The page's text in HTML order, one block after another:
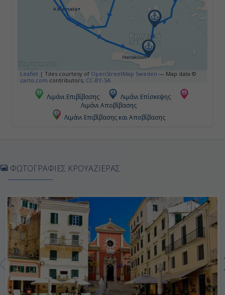
18:00
Ημέρα 5η
Κουσάντασι (Αρχ. Έφεσος), Τουρκία
08:00
17:00
Ημέρα 7η
Ζάκυνθος, Ελλάδα
09:00
Leaflet | Tiles courtesy of OpenStreetMap Sweden — Map data ©
carto.com contributors, CC-BY-SA
Λιμάνι Επιβίβασης
Λιμάνι Επίσκεψης
Λιμάνι Αποβίβασης
Λιμάνι Επιβίβασης και Αποβίβασης
ΦΩΤΟΓΡΑΦΙΕΣ ΚΡΟΥΑΖΙΕΡΑΣ